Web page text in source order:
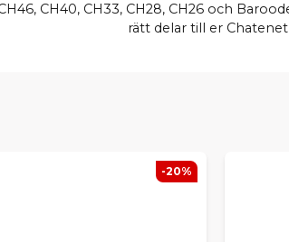
CH40, CH33, CH28, CH26 och
rätt delar till er
-20%